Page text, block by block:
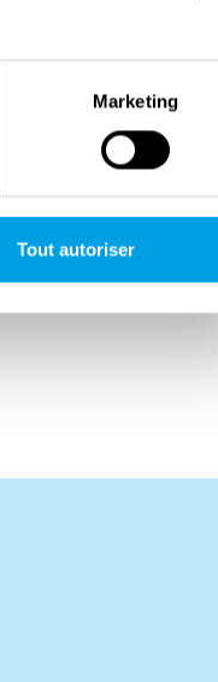
Marketing
Tout autoriser